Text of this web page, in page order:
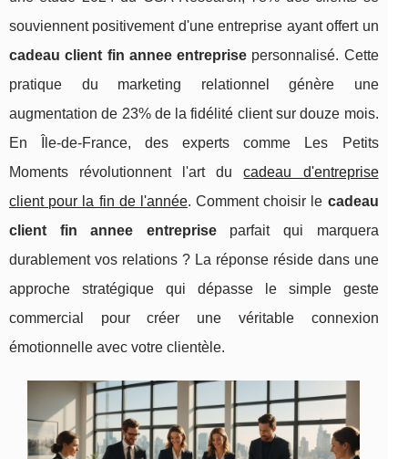
souviennent positivement d'une entreprise ayant offert un
cadeau client fin annee entreprise personnalisé. Cette
pratique du marketing relationnel génère une
augmentation de 23% de la fidélité client sur douze mois.
En Île-de-France, des experts comme Les Petits
Moments révolutionnent l'art ducadeau d'entreprise
client pour la fin de l'année. Comment choisir le cadeau
client fin annee entrepriseparfait qui marquera
durablement vos relations ? La réponse réside dans une
approche stratégique qui dépasse le simple geste
commercial pour créer une véritable connexion
émotionnelle avec votre clientèle.